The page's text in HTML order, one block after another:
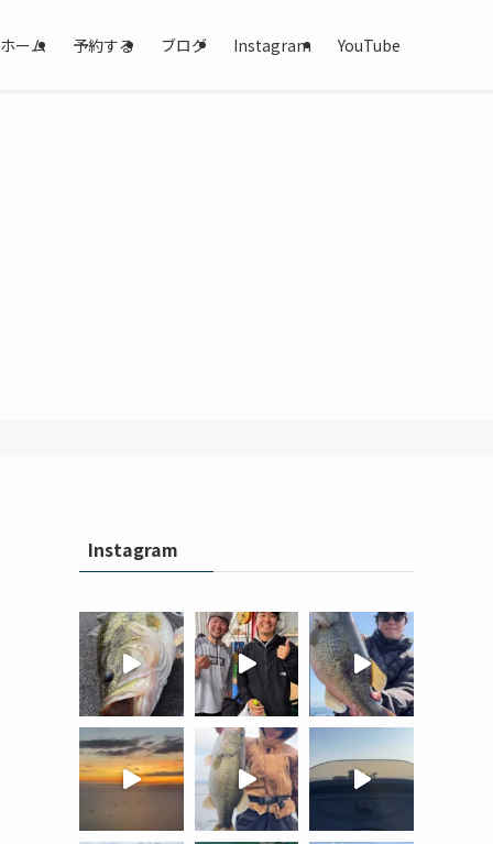
ホーム 予約する ブログ Instagram YouTube
Instagram